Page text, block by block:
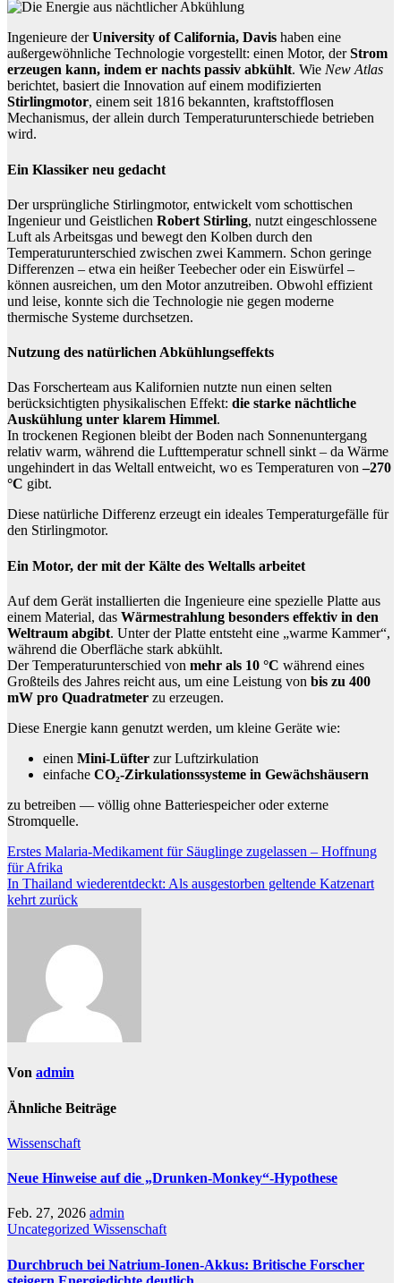
Ingenieure derUniversity of California, Davis haben eine
außergewöhnliche Technologie vorgestellt: einen Motor, derStrom
erzeugen kann, indem er nachts passiv abkühlt. Wie New Atlas
berichtet, basiert die Innovation auf einem modifizierten
Stirlingmotor, einem seit 1816 bekannten, kraftstofflosen
Mechanismus, der allein durch Temperaturunterschiede betrieben
wird.
Ein Klassiker neu gedacht
Der ursprüngliche Stirlingmotor, entwickelt vom schottischen
Ingenieur und Geistlichen Robert Stirling, nutzt eingeschlossene
Luft als Arbeitsgas und bewegt den Kolben durch den
Temperaturunterschied zwischen zwei Kammern. Schon geringe
Differenzen – etwa ein heißer Teebecher oder ein Eiswürfel –
können ausreichen, um den Motor anzutreiben. Obwohl effizient
und leise, konnte sich die Technologie nie gegen moderne
thermische Systeme durchsetzen.
Nutzung des natürlichen Abkühlungseffekts
Das Forscherteam aus Kalifornien nutzte nun einen selten
berücksichtigten physikalischen Effekt: die starke nächtliche
Auskühlung unter klarem Himmel.
In trockenen Regionen bleibt der Boden nach Sonnenuntergang
relativ warm, während die Lufttemperatur schnell sinkt – da Wärme
ungehindert in das Weltall entweicht, wo es Temperaturen von–270
°C gibt.
Diese natürliche Differenz erzeugt ein ideales Temperaturgefälle für
den Stirlingmotor.
Ein Motor, der mit der Kälte des Weltalls arbeitet
Auf dem Gerät installierten die Ingenieure eine spezielle Platte aus
einem Material, das Wärmestrahlung besonders effektiv in den
Weltraum abgibt. Unter der Platte entsteht eine „warme Kammer“,
während die Oberfläche stark abkühlt.
Der Temperaturunterschied von mehr als 10 °C während eines
Großteils des Jahres reicht aus, um eine Leistung von bis zu 400
mW pro Quadratmeter zu erzeugen.
Diese Energie kann genutzt werden, um kleine Geräte wie:
einen Mini-Lüfter zur Luftzirkulation
einfache CO₂-Zirkulationssysteme in Gewächshäusern
zu betreiben — völlig ohne Batteriespeicher oder externe
Stromquelle.
Beitragsnavigation
Erstes Malaria-Medikament für Säuglinge zugelassen – Hoffnung
für Afrika
In Thailand wiederentdeckt: Als ausgestorben geltende Katzenart
kehrt zurück
Von admin
Ähnliche Beiträge
Wissenschaft
Neue Hinweise auf die „Drunken-Monkey“-Hypothese
Feb. 27, 2026 admin
Uncategorized Wissenschaft
Durchbruch bei Natrium-Ionen-Akkus: Britische Forscher